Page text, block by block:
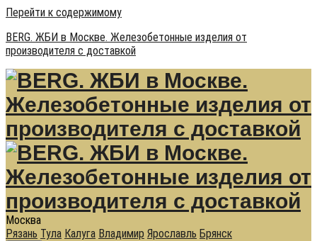
Перейти к содержимому
BERG. ЖБИ в Москве. Железобетонные изделия от
производителя с доставкой
Москва
Рязань Тула Калуга Владимир Ярославль Брянск